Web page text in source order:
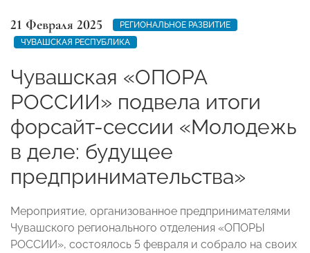
21 Февраля 2025
РЕГИОНАЛЬНОЕ РАЗВИТИЕ
ЧУВАШСКАЯ РЕСПУБЛИКА
Чувашская «ОПОРА
РОССИИ» подвела итоги
форсайт-сессии «Молодежь
в деле: будущее
предпринимательства»
Мероприятие, организованное предпринимателями
Чувашского регионального отделения «ОПОРЫ
РОССИИ», состоялось 5 февраля и собрало на своих